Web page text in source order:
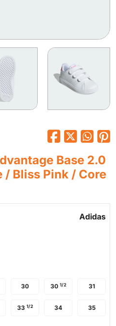
Base 2.0
/ Bliss Pink / Core
Adidas
30 30 1/2 31
33 1/2 34 35